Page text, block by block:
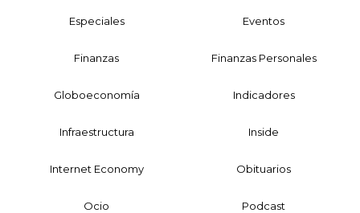
Especiales Eventos
Finanzas Finanzas Personales
Globoeconomía Indicadores
Infraestructura Inside
Internet Economy Obituarios
Ocio Podcast